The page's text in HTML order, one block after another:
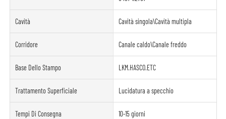
Cavità Cavità singola\Cavità multipla
Corridore Canale caldo\Canale freddo
Base Dello Stampo LKM.HASCO.ETC
Trattamento Superficiale Lucidatura a specchio
Tempi Di Consegna 10-15 giorni